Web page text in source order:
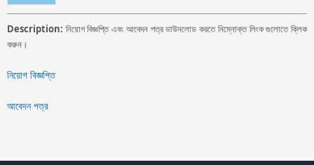
Description: নিয়োগ বিজ্ঞপ্তি এবং আবেদন পত্র ডাউনলোড করতে নিম্নোক্ত লিংক গুলোতে ক্লিক
করুন।
নিয়োগ বিজ্ঞপ্তি
আবেদন পত্র